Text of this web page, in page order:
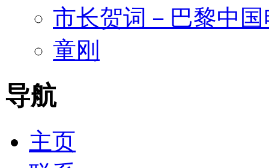
市长贺词－巴黎中
童刚
导航
主页